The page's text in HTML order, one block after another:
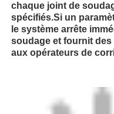
A propos de nous
Visite d'usine
Contrôle de la qualité
chaque joint de
spécifiés.Si un
le système arrête
soudage et fournit
aux opérateurs de